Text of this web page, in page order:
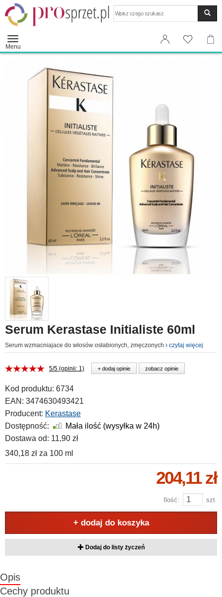
Menu
Serum Kerastase Initialiste 60ml
Serum wzmacniajace do włosów osłabionych, zmęczonych czytaj więcej
5/5 (opinii: 1) + dodaj opinie zobacz opinie
Kod produktu: 6734
EAN: 3474630493421
Producent: Kerastase
Dostępność:
Mała ilość (wysyłka w 24h)
Dostawa od: 11,90 zł
340,18 zł za 100 ml
204,11 zł
Ilość: szt.
+ dodaj do koszyka
Dodaj do listy życzeń
Opis
Cechy produktu